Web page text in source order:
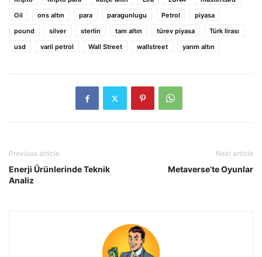
Oil
ons altın para paragunlugu Petrol
piyasa
pound
silver sterlin tam altın türev piyasa
Türk lirası
usd
varil petrol Wall Street wallstreet yarım altın
Previous article
Enerji Ürünlerinde Teknik
Analiz
Next article
Metaverse’te Oyunlar